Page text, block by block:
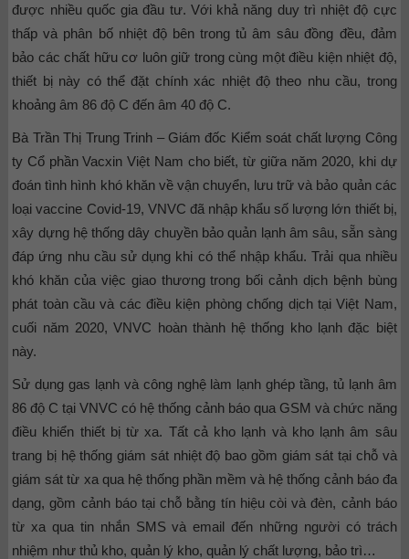
được nhiều quốc gia đầu tư. Với khả năng duy trì nhiệt độ cực
thấp và phân bố nhiệt độ bên trong tủ âm sâu đồng đều, đảm
bảo các chất hữu cơ luôn giữ trong cùng một điều kiện nhiệt độ,
thiết bị này có thể đặt chính xác nhiệt độ theo nhu cầu, trong
khoảng âm 86 độ C đến âm 40 độ C.
Bà Trần Thị Trung Trinh – Giám đốc Kiểm soát chất lượng Công
ty Cổ phần Vacxin Việt Nam cho biết, từ giữa năm 2020, khi dự
đoán tình hình khó khăn về vận chuyển, lưu trữ và bảo quản các
loại vaccine Covid-19, VNVC đã nhập khẩu số lượng lớn thiết bị,
xây dựng hệ thống dây chuyền bảo quản lạnh âm sâu, sẵn sàng
đáp ứng nhu cầu sử dụng khi có thể nhập khẩu. Trải qua nhiều
khó khăn của việc giao thương trong bối cảnh dịch bệnh bùng
phát toàn cầu và các điều kiện phòng chống dịch tại Việt Nam,
cuối năm 2020, VNVC hoàn thành hệ thống kho lạnh đặc biệt
này.
Sử dụng gas lạnh và công nghệ làm lạnh ghép tầng, tủ lạnh âm
86 độ C tại VNVC có hệ thống cảnh báo qua GSM và chức năng
điều khiển thiết bị từ xa. Tất cả kho lạnh và kho lạnh âm sâu
trang bị hệ thống giám sát nhiệt độ bao gồm giám sát tại chỗ và
giám sát từ xa qua hệ thống phần mềm và hệ thống cảnh báo đa
dạng, gồm cảnh báo tại chỗ bằng tín hiệu còi và đèn, cảnh báo
từ xa qua tin nhắn SMS và email đến những người có trách
nhiệm như thủ kho, quản lý kho, quản lý chất lượng, bảo trì…